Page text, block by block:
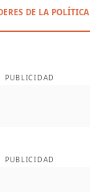
DE LA POLÍTICA
PUBLICIDAD
PUBLICIDAD